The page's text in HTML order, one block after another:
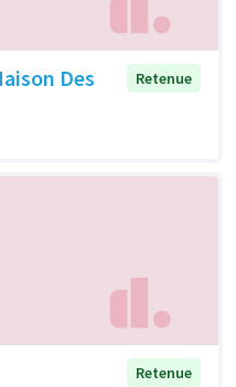
Des
Retenue
Retenue